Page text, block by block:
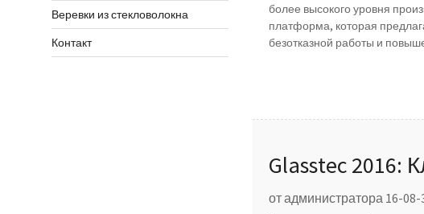
Веревки из стекловолокна
Контакт
более высокого уровня
платформа, которая
безотказной работы и
Glasstec 2016:
от администратора 16-08-